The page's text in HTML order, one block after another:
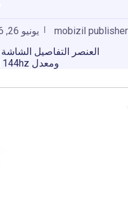
mobizil publisher
يونيو 26, 2026
ومعدل 144hz المعالج mediatek dimensity 8550…